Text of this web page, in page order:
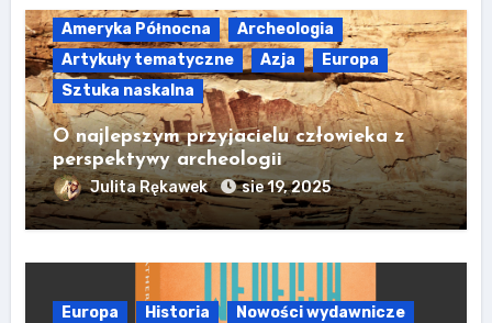
Ameryka Północna
Archeologia
Artykuły tematyczne
Azja
Europa
Sztuka naskalna
O najlepszym przyjacielu człowieka z
perspektywy archeologii
Julita Rękawek sie 19, 2025
Europa Historia
Nowości wydawnicze